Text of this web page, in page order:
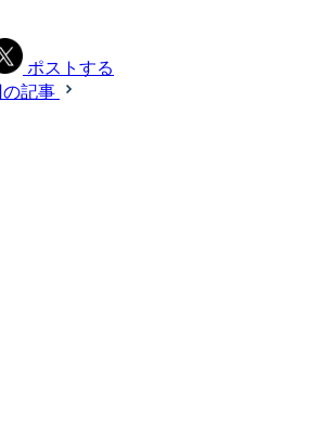
ポストする
の記事